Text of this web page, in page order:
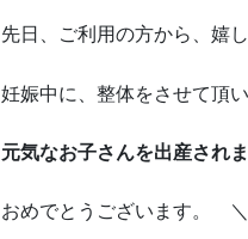
先日、ご利用の方から、嬉
妊娠中に、整体をさせて頂
元気なお子さんを出産されま
おめでとうございます。